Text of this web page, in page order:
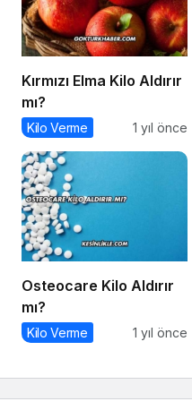
Kırmızı Elma Kilo Aldırır
mı?
Kilo Verme 1 yıl önce
Osteocare Kilo Aldırır
mı?
Kilo Verme 1 yıl önce